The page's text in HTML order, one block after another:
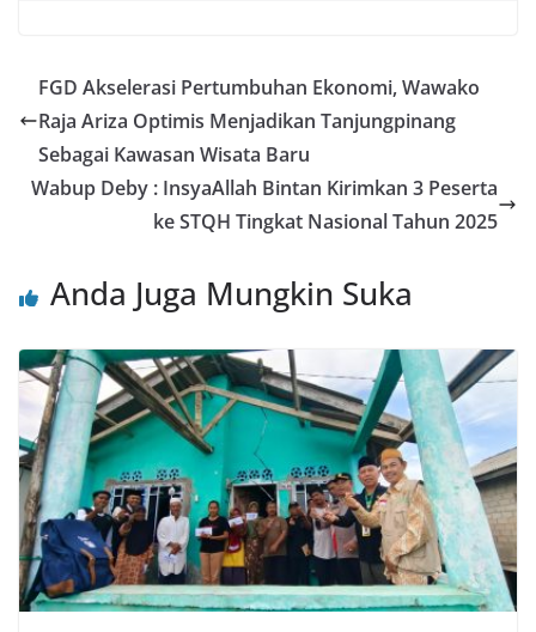
FGD Akselerasi Pertumbuhan Ekonomi, Wawako
Raja Ariza Optimis Menjadikan Tanjungpinang
Sebagai Kawasan Wisata Baru
Wabup Deby : InsyaAllah Bintan Kirimkan 3 Peserta
ke STQH Tingkat Nasional Tahun 2025
Anda Juga Mungkin Suka